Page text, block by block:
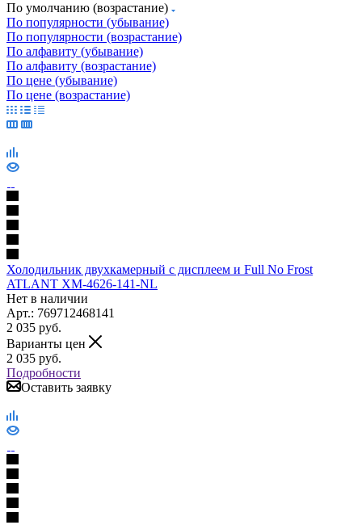
По умолчанию (возрастание)
По популярности (убывание)
По популярности (возрастание)
По алфавиту (убывание)
По алфавиту (возрастание)
По цене (убывание)
По цене (возрастание)
Холодильник двухкамерный с дисплеем и Full No Frost
ATLANT ХМ-4626-141-NL
Нет в наличии
Арт.: 769712468141
2 035 руб.
Варианты цен
2 035 руб.
Подробности
Оставить заявку